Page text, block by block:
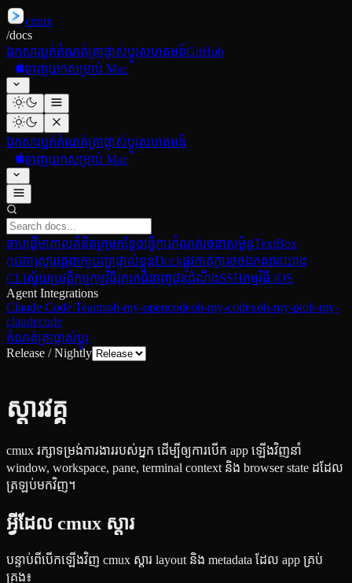
cmux
/docs
ឯកសារប្លក់កំណត់ត្រាផ្លាស់ប្ដូរសហគមន៍GitHub
ទាញយកសម្រាប់ Mac
ឯកសារប្លក់កំណត់ត្រាផ្លាស់ប្ដូរសហគមន៍
ទាញយកសម្រាប់ Mac
ចាប់ផ្ដើមគោលគំនិតក្រុមកន្លែងធ្វើការកំណត់រចនាសម្ព័ន្ធTextBox
(បេតា)ស្ដារវគ្គពាក្យបញ្ជាផ្ទាល់ខ្លួនDockផ្លូវកាត់ក្ដារចុចឯកសារយោង
CLIស្វ័យប្រវត្តិកម្មកម្មវិធីរុករកជំនាញជូនដំណឹងSSHកម្មវិធី iOS
Agent Integrations
Claude Code Teamsoh-my-opencodeoh-my-codexoh-my-pioh-my-
claudecode
កំណត់ត្រាផ្លាស់ប្ដូរ
Release / Nightly
ស្ដារវគ្គ
cmux រក្សាទម្រង់ការងាររបស់អ្នក ដើម្បីឲ្យការបើក app ឡើងវិញនាំ
window, workspace, pane, terminal context និង browser state ដដែល
ត្រឡប់មកវិញ។
អ្វីដែល cmux ស្ដារ
បន្ទាប់ពីបើកឡើងវិញ cmux ស្ដារ layout និង metadata ដែល app គ្រប់
គ្រង៖